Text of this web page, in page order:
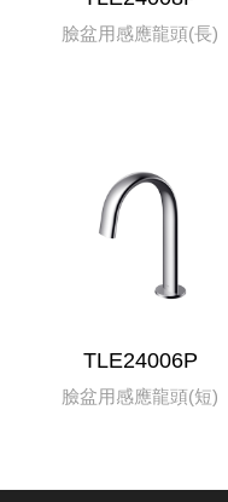
臉盆用感應龍頭(長)
TLE24006P
臉盆用感應龍頭(短)